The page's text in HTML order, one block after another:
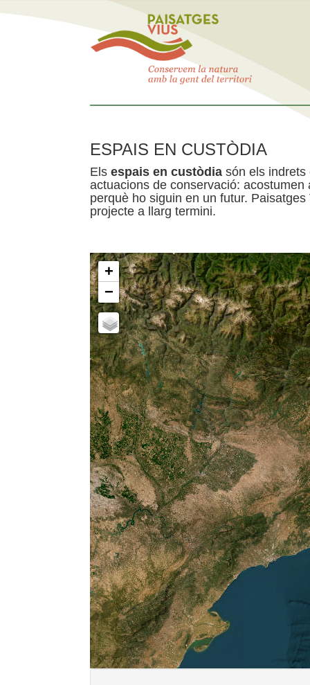
ESPAIS EN CUSTÒDIA
Els espais en custòdia són els indrets
actuacions de conservació:
perquè ho siguin en un futur.
projecte a llarg termini.
+
−